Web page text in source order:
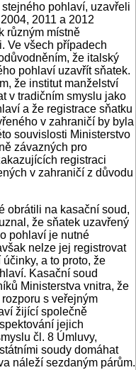
pohlaví, uzavřeli
2011 a 2012
různým místně
Ve všech případech
že italský
pohlaví uzavřít sňatek.
že institut manželství
v tradičním smyslu jako
a že registrace sňatku
v zahraničí by byla
souvislosti Ministerstvo
závazných pro
registraci
v zahraničí z důvodu
obrátili na kasační soud,
že sňatek uzavřený
pohlaví je nutné
nelze jej registrovat
a to proto, že
Kasační soud
Ministerstva vnitra, že
s veřejným
žijící společně
jejich
čl. 8 Úmluvy,
soudy domáhat
náleží sezdaným párům.